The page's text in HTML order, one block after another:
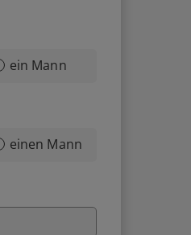
ein Mann
einen Mann